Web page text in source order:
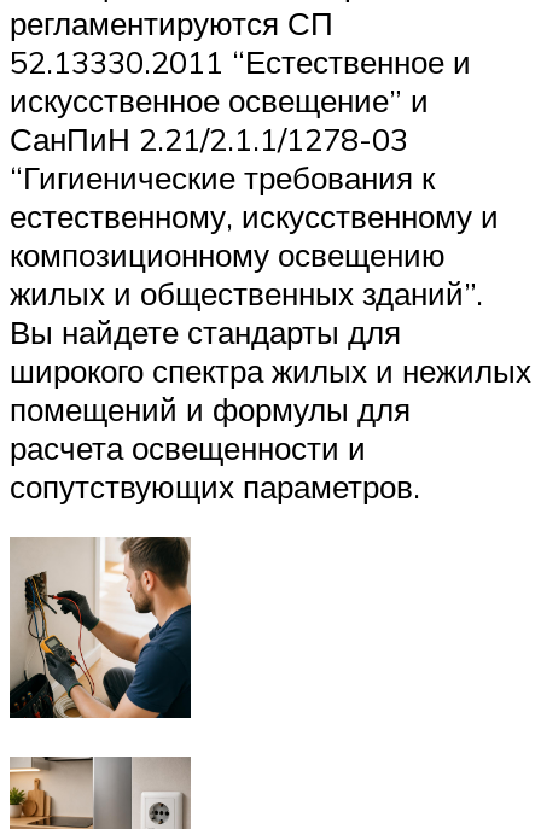
регламентируются СП
52.13330.2011 “Естественное и
искусственное освещение” и
СанПиН 2.21/2.1.1/1278-03
“Гигиенические требования к
естественному, искусственному и
композиционному освещению
жилых и общественных зданий”.
Вы найдете стандарты для
широкого спектра жилых и нежилых
помещений и формулы для
расчета освещенности и
сопутствующих параметров.